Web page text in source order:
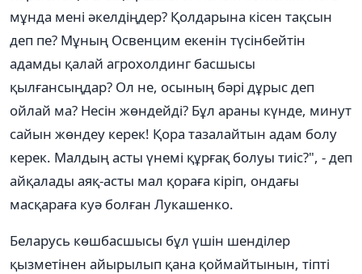
мұнда мені әкелдіңдер? Қолдарына кісен тақсын
деп пе? Мұның Освенцим екенін түсінбейтін
адамды қалай агрохолдинг басшысы
қылғансыңдар? Ол не, осының бәрі дұрыс деп
ойлай ма? Несін жөндейді? Бұл араны күнде, минут
сайын жөндеу керек! Қора тазалайтын адам болу
керек. Малдың асты үнемі құрғақ болуы тиіс?", - деп
айқалады аяқ-асты мал қораға кіріп, ондағы
масқараға куә болған Лукашенко.
Беларусь көшбасшысы бұл үшін шенділер
қызметінен айырылып қана қоймайтынын, тіпті